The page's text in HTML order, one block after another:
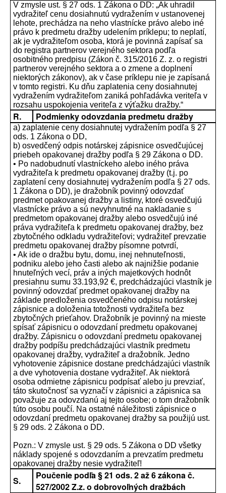
V zmysle ust. § 27 ods. 1 Zákona o DD: „Ak uhradil
vydražiteľ cenu dosiahnutú vydražením v ustanovenej
lehote, prechádza na neho vlastnícke právo alebo iné
právo k predmetu dražby udelením príklepu; to neplatí,
ak je vydražiteľom osoba, ktorá je povinná zapísať sa
do registra partnerov verejného sektora podľa
osobitného predpisu (Zákon č. 315/2016 Z. z. o registri
partnerov verejného sektora a o zmene a doplnení
niektorých zákonov), ak v čase príklepu nie je zapísaná
v tomto registri. Ku dňu zaplatenia ceny dosiahnutej
vydražením vydražiteľom zaniká pohľadávka veriteľa v
rozsahu uspokojenia veriteľa z výťažku dražby.“
R. Podmienky odovzdania predmetu dražby
a) zaplatenie ceny dosiahnutej vydražením podľa § 27
ods. 1 Zákona o DD,
b) osvedčený odpis notárskej zápisnice osvedčujúcej
priebeh opakovanej dražby podľa § 29 Zákona o DD.
• Po nadobudnutí vlastníckeho alebo iného práva
vydražiteľa k predmetu opakovanej dražby (t.j. po
zaplatení ceny dosiahnutej vydražením podľa § 27 ods.
1 Zákona o DD), je dražobník povinný odovzdať
predmet opakovanej dražby a listiny, ktoré osvedčujú
vlastnícke právo a sú nevyhnutné na nakladanie s
predmetom opakovanej dražby alebo osvedčujú iné
práva vydražiteľa k predmetu opakovanej dražby, bez
zbytočného odkladu vydražiteľovi; vydražiteľ prevzatie
predmetu opakovanej dražby písomne potvrdí,
• Ak ide o dražbu bytu, domu, inej nehnuteľnosti,
podniku alebo jeho časti alebo ak najnižšie podanie
hnuteľných vecí, práv a iných majetkových hodnôt
presiahnu sumu 33.193,92 €, predchádzajúci vlastník je
povinný odovzdať predmet opakovanej dražby na
základe predloženia osvedčeného odpisu notárskej
zápisnice a doloženia totožnosti vydražiteľa bez
zbytočných prieťahov. Dražobník je povinný na mieste
spísať zápisnicu o odovzdaní predmetu opakovanej
dražby. Zápisnicu o odovzdaní predmetu opakovanej
dražby podpíšu predchádzajúci vlastník predmetu
opakovanej dražby, vydražiteľ a dražobník. Jedno
vyhotovenie zápisnice dostane predchádzajúci vlastník
a dve vyhotovenia dostane vydražiteľ. Ak niektorá
osoba odmietne zápisnicu podpísať alebo ju prevziať,
táto skutočnosť sa vyznačí v zápisnici a zápisnica sa
považuje za odovzdanú aj tejto osobe; o tom dražobník
túto osobu poučí. Na ostatné náležitosti zápisnice o
odovzdaní predmetu opakovanej dražby sa použijú ust.
§ 29 ods. 2 Zákona o DD.
Pozn.: V zmysle ust. § 29 ods. 5 Zákona o DD všetky
náklady spojené s odovzdaním a prevzatím predmetu
opakovanej dražby nesie vydražiteľ!
S.
Poučenie podľa § 21 ods. 2 až 6 zákona č.
527/2002 Z.z. o dobrovoľných dražbách